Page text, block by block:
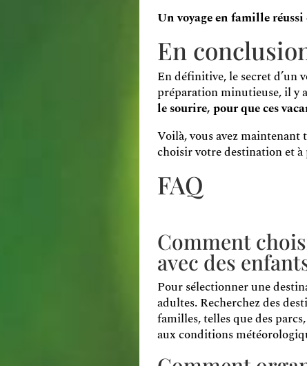
Un voyage en famille réussi
En
En définitive, le secret d’un
préparation minutieuse, il y
le sourire, pour que ces
Voilà, vous avez maintenant
choisir votre destination et à
FAQ
Comment
avec des
Pour sélectionner une
adultes. Recherchez des
familles, telles que des
aux conditions